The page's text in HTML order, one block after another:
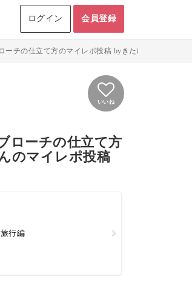
ログイン 会員登録
ーチの仕立て方のマイレポ投稿 byきたゆみ
いいね
ローチの仕立て方
のマイレポ投稿
行編